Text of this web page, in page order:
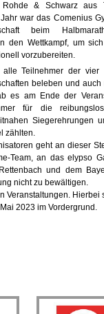
& Schwarz aus
war das Comenius
beim
den Wettkampf, um
vorzubereiten.
Teilnehmer der
beleben und auch
es am Ende der
für die
Siegerehrungen
zählten.
geht an dieser
Team, an das elypso
und dem
nicht zu bewältigen.
Veranstaltungen. Hierbei
2023 im Vordergrund.